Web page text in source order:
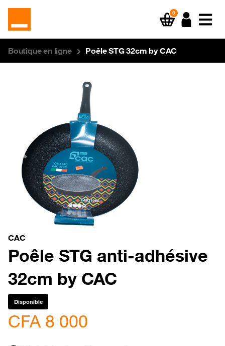
0
Boutique en ligne Poêle STG 32cm by CAC
Previous
CAC
Poêle STG anti-adhésive
32cm by CAC
Disponible
CFA 8 000